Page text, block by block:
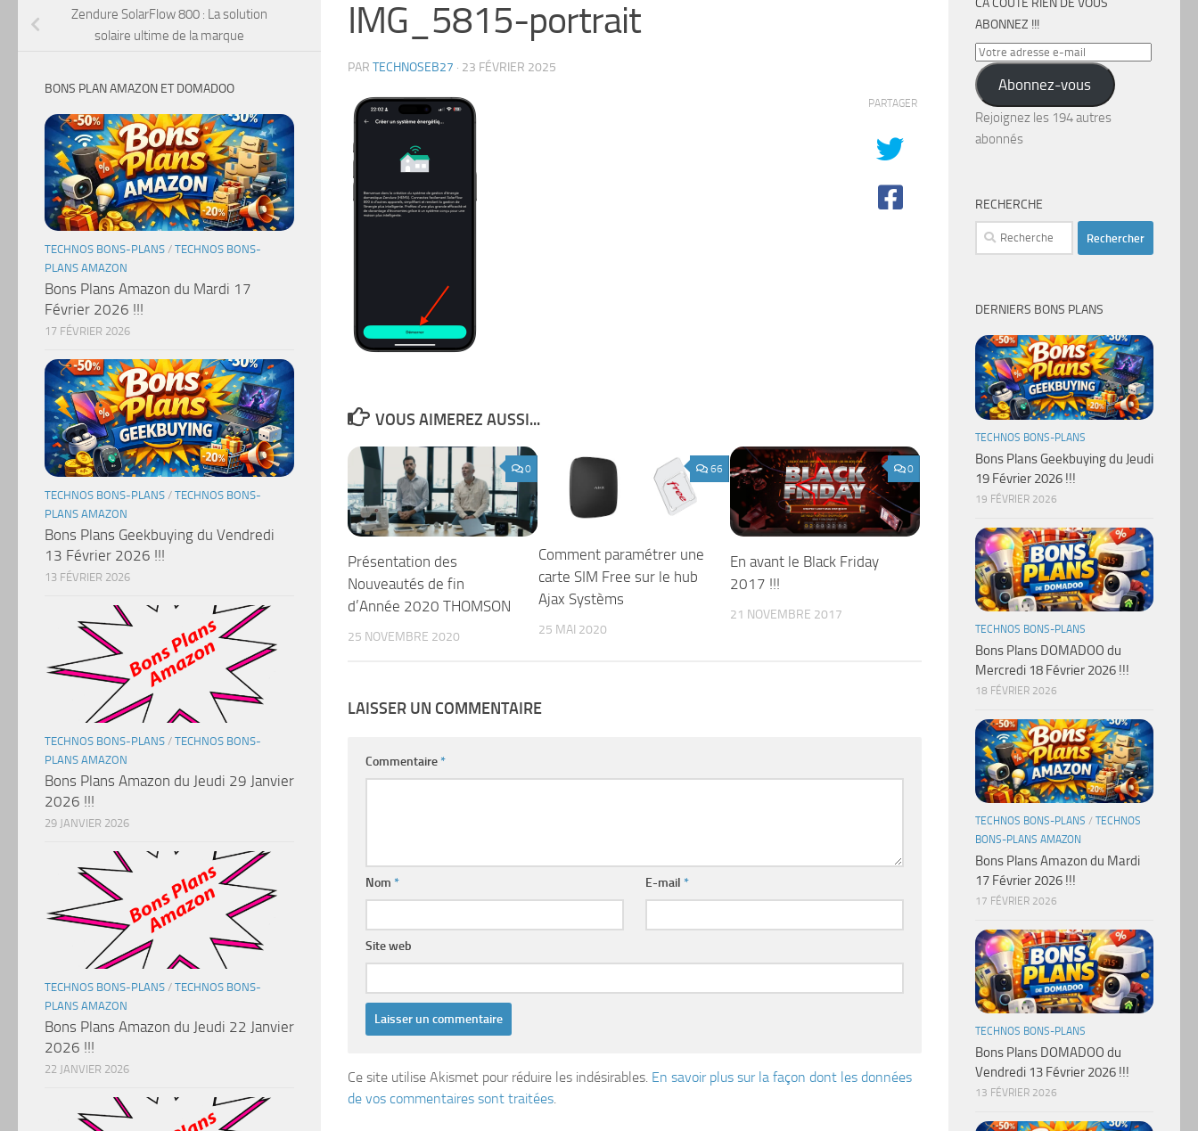
IMG_5815-portrait
PAR TECHNOSEB27 · 23 FÉVRIER 2025
PARTAGER
VOUS AIMEREZ AUSSI...
0
Présentation des
Nouveautés de fin
d’Année 2020 THOMSON
25 NOVEMBRE 2020
66
Comment paramétrer une
carte SIM Free sur le hub
Ajax Systèms
25 MAI 2020
0
En avant le Black Friday
2017 !!!
21 NOVEMBRE 2017
LAISSER UN COMMENTAIRE
Commentaire*
Nom * E-mail*
Site web
Ce site utilise Akismet pour réduire les indésirables. En savoir plus sur la façon dont les données
de vos commentaires sont traitées
Zendure SolarFlow 800 : La solution
solaire ultime de la marque
BONS PLAN AMAZON ET DOMADOO
TECHNOS BONS-PLANS / TECHNOS BONS-
PLANS AMAZON
Bons Plans Amazon du Mardi 17
Février 2026 !!!
17 FÉVRIER 2026
TECHNOS BONS-PLANS / TECHNOS BONS-
PLANS AMAZON
Bons Plans Geekbuying du Vendredi
13 Février 2026 !!!
13 FÉVRIER 2026
TECHNOS BONS-PLANS / TECHNOS BONS-
PLANS AMAZON
Bons Plans Amazon du Jeudi 29 Janvier
2026 !!!
29 JANVIER 2026
TECHNOS BONS-PLANS / TECHNOS BONS-
PLANS AMAZON
Bons Plans Amazon du Jeudi 22 Janvier
2026 !!!
22 JANVIER 2026
CA COÛTE RIEN DE VOUS
ABONNEZ !!!
Votre
adresse
e-
mail
Abonnez-vous
Rejoignez les 194 autres
abonnés
RECHERCHE
Rechercher :
DERNIERS BONS PLANS
TECHNOS BONS-PLANS
Bons Plans Geekbuying du Jeudi
19 Février 2026 !!!
19 FÉVRIER 2026
TECHNOS BONS-PLANS
Bons Plans DOMADOO du
Mercredi 18 Février 2026 !!!
18 FÉVRIER 2026
TECHNOS BONS-PLANS / TECHNOS
BONS-PLANS AMAZON
Bons Plans Amazon du Mardi
17 Février 2026 !!!
17 FÉVRIER 2026
TECHNOS BONS-PLANS
Bons Plans DOMADOO du
Vendredi 13 Février 2026 !!!
13 FÉVRIER 2026